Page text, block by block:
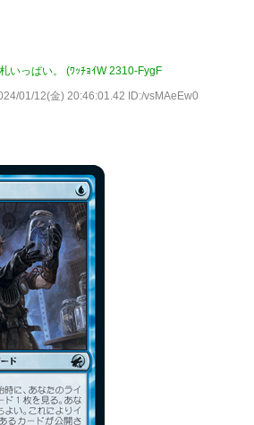
いっぱい。 (ﾜｯﾁｮｲW 2310-FygF
01/12(金) 20:46:01.42 ID:/vsMAeEw0